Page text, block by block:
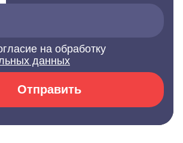
на обработку
данных
Отправить